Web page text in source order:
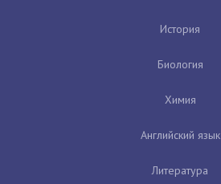
История
Биология
Химия
Английский язык
Литература